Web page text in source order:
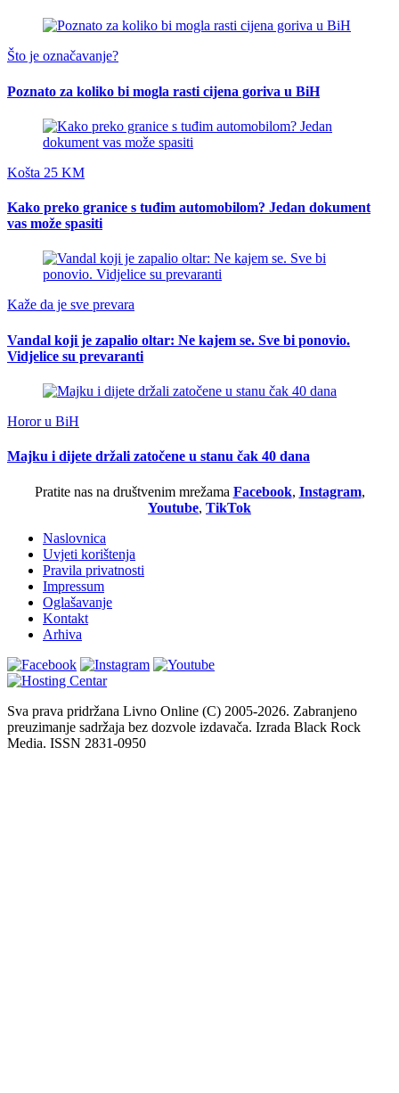
Što je označavanje?
Poznato za koliko bi mogla rasti cijena goriva u BiH
Košta 25 KM
Kako preko granice s tuđim automobilom? Jedan dokument
vas može spasiti
Kaže da je sve prevara
Vandal koji je zapalio oltar: Ne kajem se. Sve bi ponovio.
Vidjelice su prevaranti
Horor u BiH
Majku i dijete držali zatočene u stanu čak 40 dana
Pratite nas na društvenim mrežama Facebook, Instagram,
Youtube, TikTok
Naslovnica
Uvjeti korištenja
Pravila privatnosti
Impressum
Oglašavanje
Kontakt
Arhiva
Sva prava pridržana Livno Online (C) 2005-2026. Zabranjeno
preuzimanje sadržaja bez dozvole izdavača. Izrada Black Rock
Media. ISSN 2831-0950